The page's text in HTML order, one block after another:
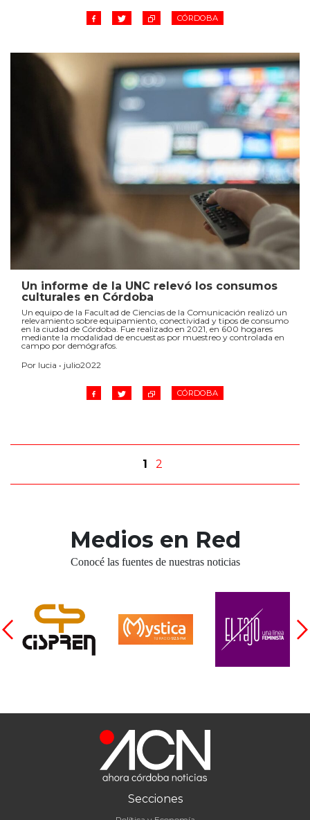
CÓRDOBA
Un informe de la UNC relevó los consumos
culturales en Córdoba
Un equipo de la Facultad de Ciencias de la Comunicación realizó un
relevamiento sobre equipamiento, conectividad y tipos de consumo
en la ciudad de Córdoba. Fue realizado en 2021, en 600 hogares
mediante la modalidad de encuestas por muestreo y controlada en
campo por demógrafos.
Por lucia • julio2022
CÓRDOBA
1 2
Medios en Red
Conocé las fuentes de nuestras noticias
Secciones